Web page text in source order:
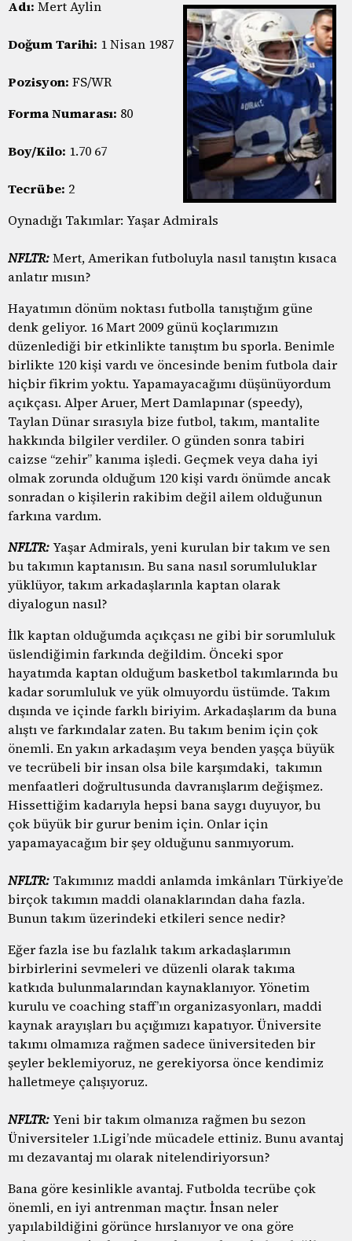
Adı: Mert Aylin
Doğum Tarihi: 1 Nisan 1987
Pozisyon: FS/WR
Forma Numarası: 80
Boy/Kilo: 1.70 67
Tecrübe: 2
Oynadığı Takımlar: Yaşar Admirals
NFLTR:Mert, Amerikan futboluyla nasıl tanıştın kısaca
anlatır mısın?
Hayatımın dönüm noktası futbolla tanıştığım güne
denk geliyor. 16 Mart 2009 günü koçlarımızın
düzenlediği bir etkinlikte tanıştım bu sporla. Benimle
birlikte 120 kişi vardı ve öncesinde benim futbola dair
hiçbir fikrim yoktu. Yapamayacağımı düşünüyordum
açıkçası. Alper Aruer, Mert Damlapınar (speedy),
Taylan Dünar sırasıyla bize futbol, takım, mantalite
hakkında bilgiler verdiler. O günden sonra tabiri
caizse “zehir” kanıma işledi. Geçmek veya daha iyi
olmak zorunda olduğum 120 kişi vardı önümde ancak
sonradan o kişilerin rakibim değil ailem olduğunun
farkına vardım.
NFLTR:Yaşar Admirals, yeni kurulan bir takım ve sen
bu takımın kaptanısın. Bu sana nasıl sorumluluklar
yüklüyor, takım arkadaşlarınla kaptan olarak
diyalogun nasıl?
İlk kaptan olduğumda açıkçası ne gibi bir sorumluluk
üslendiğimin farkında değildim. Önceki spor
hayatımda kaptan olduğum basketbol takımlarında bu
kadar sorumluluk ve yük olmuyordu üstümde. Takım
dışında ve içinde farklı biriyim. Arkadaşlarım da buna
alıştı ve farkındalar zaten. Bu takım benim için çok
önemli. En yakın arkadaşım veya benden yaşça büyük
ve tecrübeli bir insan olsa bile karşımdaki, takımın
menfaatleri doğrultusunda davranışlarım değişmez.
Hissettiğim kadarıyla hepsi bana saygı duyuyor, bu
çok büyük bir gurur benim için. Onlar için
yapamayacağım bir şey olduğunu sanmıyorum.
NFLTR: Takımınız maddi anlamda imkânları Türkiye’de
birçok takımın maddi olanaklarından daha fazla.
Bunun takım üzerindeki etkileri sence nedir?
Eğer fazla ise bu fazlalık takım arkadaşlarımın
birbirlerini sevmeleri ve düzenli olarak takıma
katkıda bulunmalarından kaynaklanıyor. Yönetim
kurulu ve coaching staff’ın organizasyonları, maddi
kaynak arayışları bu açığımızı kapatıyor. Üniversite
takımı olmamıza rağmen sadece üniversiteden bir
şeyler beklemiyoruz, ne gerekiyorsa önce kendimiz
halletmeye çalışıyoruz.
NFLTR:Yeni bir takım olmanıza rağmen bu sezon
Üniversiteler 1.Ligi’nde mücadele ettiniz. Bunu avantaj
mı dezavantaj mı olarak nitelendiriyorsun?
Bana göre kesinlikle avantaj. Futbolda tecrübe çok
önemli, en iyi antrenman maçtır. İnsan neler
yapılabildiğini görünce hırslanıyor ve ona göre